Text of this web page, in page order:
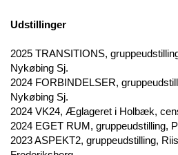
Udstillinger
2025 TRANSITIONS,
Nykøbing Sj.
2024 FORBINDELSER,
Nykøbing Sj.
2024 VK24, Æglageret i Holbæk,
2024 EGET RUM, gruppeudstilling,
2023 ASPEKT2, gruppeudstilling,